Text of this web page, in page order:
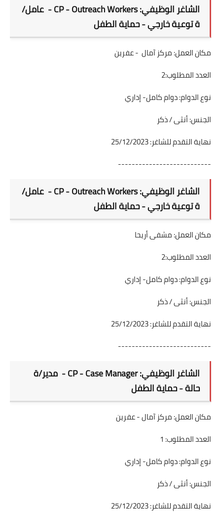
الشاغر الوظيفي: CP - Outreach Workers - عامل/
ة توعية خارجي - حماية الطفل
مكان العمل: مركز آمال - عفرين
العدد المطلوب:2
نوع الدوام: دوام كامل- إداري
الجنس: أنثى / ذكر
نهاية التقدم للشاغر: 25/12/2023
---------------------------
الشاغر الوظيفي: CP - Outreach Workers - عامل/
ة توعية خارجي - حماية الطفل
مكان العمل: مشفى أريحا
العدد المطلوب:2
نوع الدوام: دوام كامل- إداري
الجنس: أنثى / ذكر
نهاية التقدم للشاغر: 25/12/2023
---------------------------
الشاغر الوظيفي: CP - Case Manager - مدير/ة
حالة - حماية الطفل
مكان العمل: مركز آمال - عفرين
العدد المطلوب: 1
نوع الدوام: دوام كامل- إداري
الجنس: أنثى / ذكر
نهاية التقدم للشاغر: 25/12/2023